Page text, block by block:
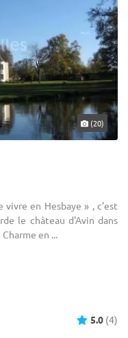
(20)
en Hesbaye » , c’est
le château d'Avin dans
en ...
5.0 (4)